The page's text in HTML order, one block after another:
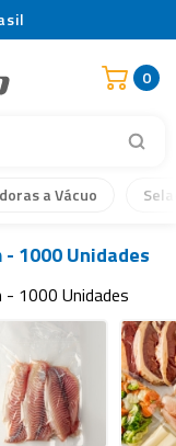
0
a Vácuo
- 1000 Unidades